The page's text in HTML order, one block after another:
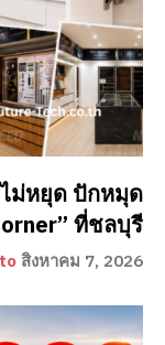
ม่หยุด ปักหมุด
ที่ชลบุรี
สิงหาคม 7, 2026